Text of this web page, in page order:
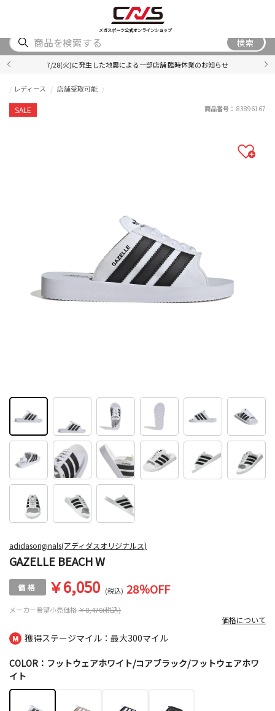
メガスポーツ公式オンラインショップ
ACCESSORY
検索
7/28(火)に発生した地震による一部店舗 臨時休業のお知らせ
獲得ステージマイル：最大300マイル
adidasoriginals(アディダスオリジナルス)
GAZELLE BEACH W
SALE
レディース 店舗受取可能
メーカー希望小売価格￥8,470(税込)
￥6,050 (税込) 28％OFF
価格について
商品番号： 83896167
COLOR：フットウェアホワイト/コアブラック/フットウェアホワ
イト